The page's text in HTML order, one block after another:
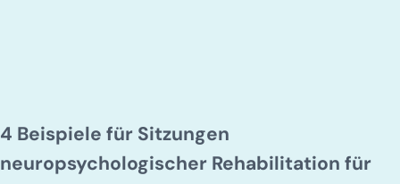
4 Beispiele für Sitzungen
neuropsychologischer Rehabilitation für